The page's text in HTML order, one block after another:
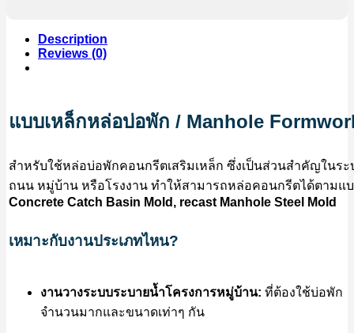
Description
Reviews (0)
แบบเหล็กหล่อบ่อพัก / Manhole
สำหรับใช้หล่อบ่อพักคอนกรีตเสริมเหล็ก ซึ่งเป็นส่วนสำคัญในร
ถนน หมู่บ้าน หรือโรงงาน ทำให้สามารถหล่อคอนกรีตได้ตาม
Concrete Catch Basin Mold, recast Manhole Steel Mold
เหมาะกับงานประเภทไหน?
งานวางระบบระบายน้ำโครงการหมู่บ้าน: ที่ต้องใช้บ่อพัก
จำนวนมากและขนาดเท่าๆ กัน